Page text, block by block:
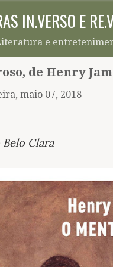
para o conteúdo
IN.VERSO E
e
de Henry
maio 07, 2018
Clara